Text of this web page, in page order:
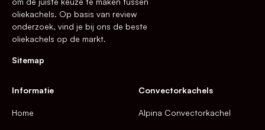
oliekachels. Op basis van review
onderzoek, vind je bij ons de beste
oliekachels op de markt.
Sitemap
Informatie
Home
Convectorkachels
Alpina Convectorkachel